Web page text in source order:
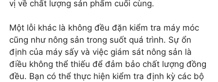
vị về chất lượng sản phẩm cuối cùng.
Một lỗi khác là không đều đặn kiểm tra máy móc
cũng như nông sản trong suốt quá trình. Sự ổn
định của máy sấy và việc giám sát nông sản là
điều không thể thiếu để đảm bảo chất lượng đồng
đều. Bạn có thể thực hiện kiểm tra định kỳ các bộ